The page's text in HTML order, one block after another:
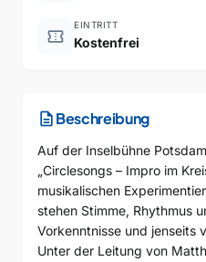
confirmation_number
EINTRITT
Kostenfrei
descriptionBeschreibung
Auf der Inselbühne
„Circlesongs – Impro im
musikalischen
stehen Stimme, Rhythmus
Vorkenntnisse und jenseits
Unter der Leitung von